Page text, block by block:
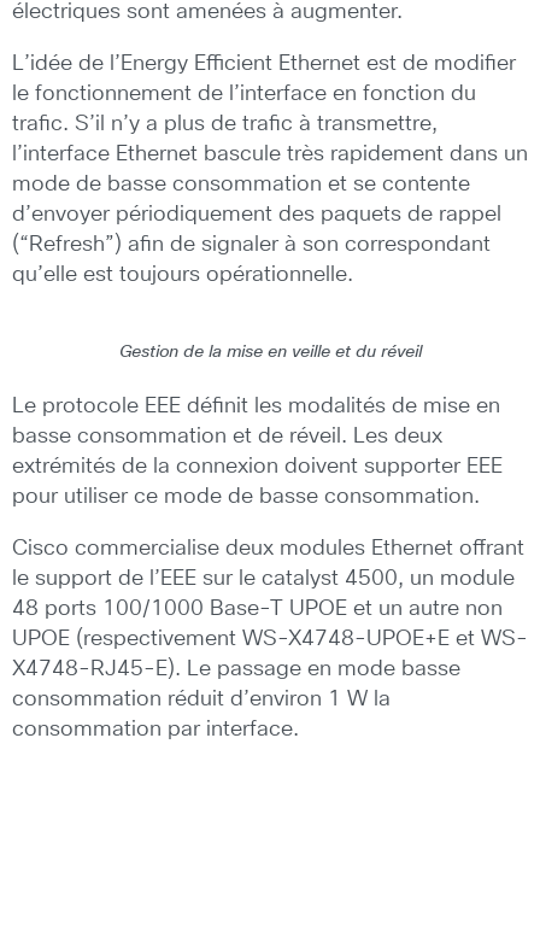
électriques sont amenées à augmenter.
L’idée de l’Energy Efficient Ethernet est de modifier
le fonctionnement de l’interface en fonction du
trafic. S’il n’y a plus de trafic à transmettre,
l’interface Ethernet bascule très rapidement dans un
mode de basse consommation et se contente
d’envoyer périodiquement des paquets de rappel
(“Refresh”) afin de signaler à son correspondant
qu’elle est toujours opérationnelle.
Gestion de la mise en veille et du réveil
Le protocole EEE définit les modalités de mise en
basse consommation et de réveil. Les deux
extrémités de la connexion doivent supporter EEE
pour utiliser ce mode de basse consommation.
Cisco commercialise deux modules Ethernet offrant
le support de l’EEE sur le catalyst 4500, un module
48 ports 100/1000 Base-T UPOE et un autre non
UPOE (respectivement WS-X4748-UPOE+E et WS-
X4748-RJ45-E). Le passage en mode basse
consommation réduit d’environ 1 W la
consommation par interface.